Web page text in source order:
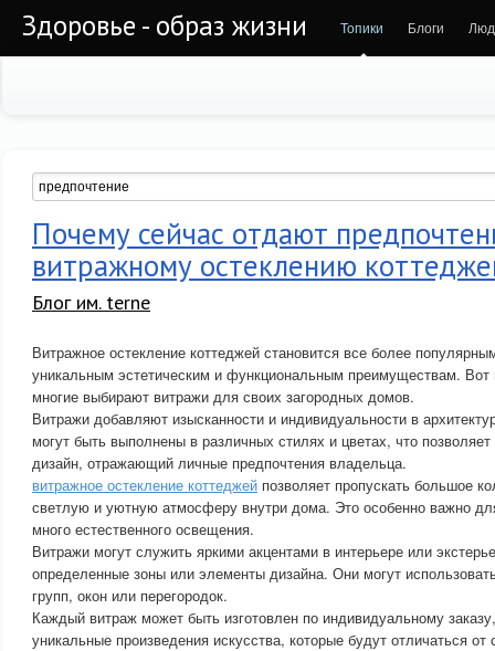
Здоровье - образ жизни Топики Блоги
Почему сейчас отдают
витражному остеклению
Блог им. terne
Витражное остекление коттеджей становится все более
уникальным эстетическим и функциональным преимуществам. Вот
многие выбирают витражи для своих загородных домов.
Витражи добавляют изысканности и индивидуальности в
могут быть выполнены в различных стилях и цветах, что
дизайн, отражающий личные предпочтения владельца.
витражное остекление коттеджей позволяет пропускать большое
светлую и уютную атмосферу внутри дома. Это особенно важно
много естественного освещения.
Витражи могут служить яркими акцентами в интерьере или
определенные зоны или элементы дизайна. Они могут
групп, окон или перегородок.
Каждый витраж может быть изготовлен по индивидуальному
уникальные произведения искусства, которые будут отличаться